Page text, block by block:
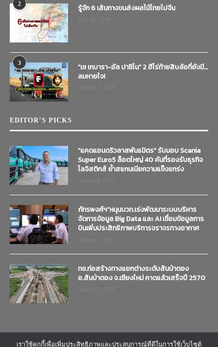
2 รู้จัก 6 เส้นทางขนส่งผลไม้ไทยไปจีน
3
“เช เกบารา-อัล ปาชิโน” 2 ฮีโร่ท้ายสิบล้อที่ยังมี…
ลมหายใจ!
EDITOR’S PICKS
“แคดแอนดริวลาสพันธมิตร” รับมอบ Scania
Super Euro5 ล็อตใหญ่ 40 คันที่รองรับธุรกิจ
โลจิสติกส์ ย้ำสแกนเนียความแข็งแกร่ง
ภัทรพงศ์ฯ”หนุนบวท.เร่งพัฒนาระบบบริหาร
จัดการข้อมูล Big Data และ AI เชื่อมข้อมูลการ
บินเพิ่มประสิทธิภาพบริการจราจรทางอากาศ
ทช.ก่อสร้างทางแยกต่างระดับสันป่าตอง
อ.สันป่าตอง จ.เชียงใหม่ คาดแล้วเสร็จปี 2570
เราใช้คุกกี้เพื่อเพิ่มประสิทธิภาพและประสบการณ์ที่ดีในการใช้เว็บไซต์